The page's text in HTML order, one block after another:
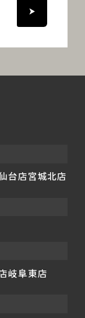
台店宮城北店
岐阜東店